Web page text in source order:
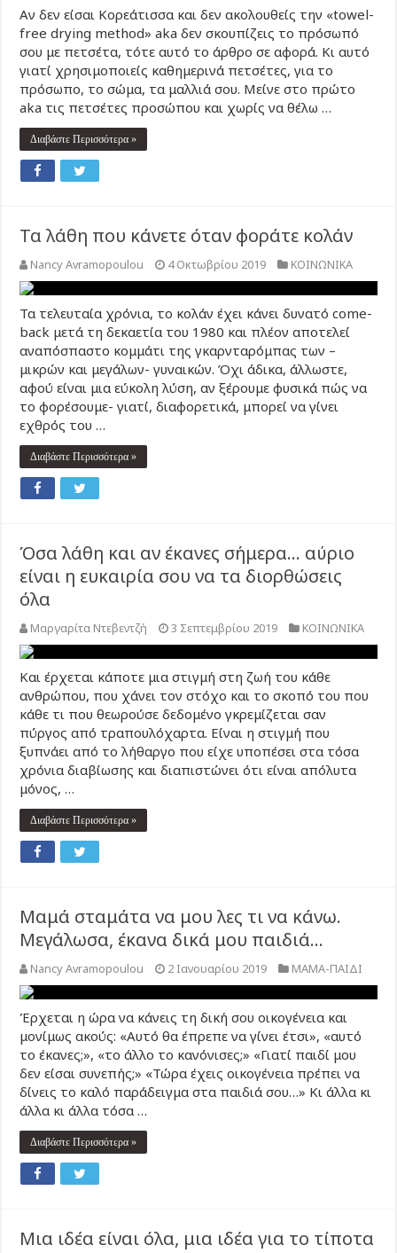
Αν δεν είσαι Κορεάτισσα και δεν ακολουθείς την «towel-
free drying method» aka δεν σκουπίζεις το πρόσωπό
σου με πετσέτα, τότε αυτό το άρθρο σε αφορά. Κι αυτό
γιατί χρησιμοποιείς καθημερινά πετσέτες, για το
πρόσωπο, το σώμα, τα μαλλιά σου. Μείνε στο πρώτο
aka τις πετσέτες προσώπου και χωρίς να θέλω …
Διαβάστε Περισσότερα »
Τα λάθη που κάνετε όταν φοράτε κολάν
Nancy Avramopoulou 4 Οκτωβρίου 2019 ΚΟΙΝΩΝΙΚΑ
Τα τελευταία χρόνια, το κολάν έχει κάνει δυνατό come-
back μετά τη δεκαετία του 1980 και πλέον αποτελεί
αναπόσπαστο κομμάτι της γκαρνταρόμπας των –
μικρών και μεγάλων- γυναικών. Όχι άδικα, άλλωστε,
αφού είναι μια εύκολη λύση, αν ξέρουμε φυσικά πώς να
το φορέσουμε- γιατί, διαφορετικά, μπορεί να γίνει
εχθρός του …
Διαβάστε Περισσότερα »
Όσα λάθη και αν έκανες σήμερα… αύριο
είναι η ευκαιρία σου να τα διορθώσεις
όλα
Μαργαρίτα Ντεβεντζή 3 Σεπτεμβρίου 2019 ΚΟΙΝΩΝΙΚΑ
Και έρχεται κάποτε μια στιγμή στη ζωή του κάθε
ανθρώπου, που χάνει τον στόχο και το σκοπό του που
κάθε τι που θεωρούσε δεδομένο γκρεμίζεται σαν
πύργος από τραπουλόχαρτα. Είναι η στιγμή που
ξυπνάει από το λήθαργο που είχε υποπέσει στα τόσα
χρόνια διαβίωσης και διαπιστώνει ότι είναι απόλυτα
μόνος, …
Διαβάστε Περισσότερα »
Μαμά σταμάτα να μου λες τι να κάνω.
Μεγάλωσα, έκανα δικά μου παιδιά…
Nancy Avramopoulou 2 Ιανουαρίου 2019 ΜΑΜΑ-ΠΑΙΔΙ
Έρχεται η ώρα να κάνεις τη δική σου οικογένεια και
μονίμως ακούς: «Αυτό θα έπρεπε να γίνει έτσι», «αυτό
το έκανες;», «το άλλο το κανόνισες;» «Γιατί παιδί μου
δεν είσαι συνεπής;» «Τώρα έχεις οικογένεια πρέπει να
δίνεις το καλό παράδειγμα στα παιδιά σου…» Κι άλλα κι
άλλα κι άλλα τόσα …
Διαβάστε Περισσότερα »
Μια ιδέα είναι όλα, μια ιδέα για το τίποτα